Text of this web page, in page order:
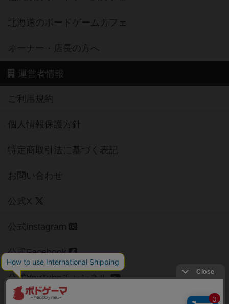
北海道のボードゲームカフェ
オーナー・店長の方へ
運営者情報
ご利用規約
個人情報保護方針
特定商取引法に基づく表記
お問い合わせ
公式X
公式instagram
公式Facebook
公式YouTubeチャンネル